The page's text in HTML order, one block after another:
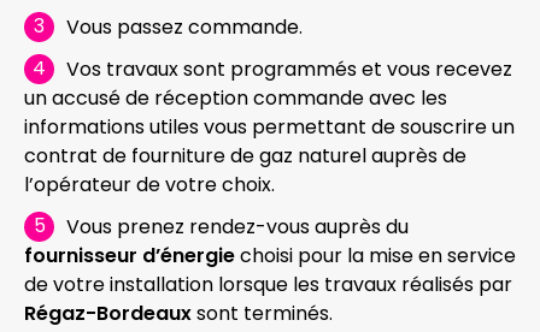
Vous passez commande.
Vos travaux sont programmés et vous recevez
un accusé de réception commande avec les
informations utiles vous permettant de souscrire un
contrat de fourniture de gaz naturel auprès de
l’opérateur de votre choix.
Vous prenez rendez-vous auprès du
fournisseur d’énergiechoisi pour la mise en service
de votre installation lorsque les travaux réalisés par
Régaz-Bordeauxsont terminés.